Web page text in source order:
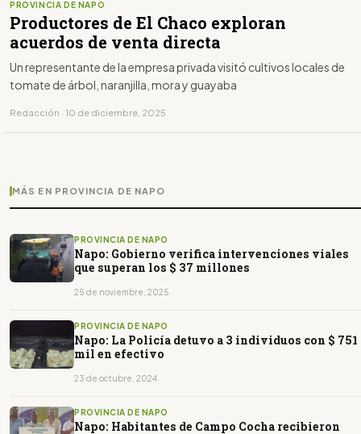
PROVINCIA DE NAPO
Productores de El Chaco exploran
acuerdos de venta directa
Un representante de la empresa privada visitó cultivos locales de
tomate de árbol, naranjilla, mora y guayaba
Redacción · 10 de diciembre, 2025
MÁS EN PROVINCIA DE NAPO
PROVINCIA DE NAPO
Napo: Gobierno verifica intervenciones viales
que superan los $ 37 millones
25 de noviembre, 2025
PROVINCIA DE NAPO
Napo: La Policía detuvo a 3 individuos con $ 751
mil en efectivo
23 de octubre, 2024
PROVINCIA DE NAPO
Napo: Habitantes de Campo Cocha recibieron